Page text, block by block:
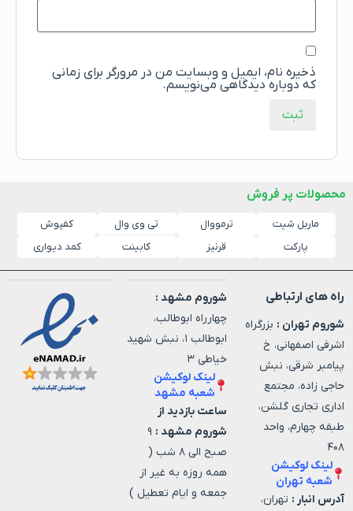
ذخیره نام، ایمیل و وبسایت من در مرورگر برای زمانی
که دوباره دیدگاهی می‌نویسم.
محصولات پر فروش
ماربل شیت ترمووال تی وی وال
کفپوش
پارکت
قرنیز کابینت کمد دیواری
راه های ارتباطی
شوروم تهران : بزرگراه
اشرفی اصفهانی، خ
پیامبر شرقی، نبش
حاجی زاده، مجتمع
اداری تجاری گلشن،
طبقه چهارم، واحد
۴۰۸
لینک لوکیشن
شعبه تهران
آدرس انبار : تهران،
شوروم مشهد :
چهارراه ابوطالب،
ابوطالب ۱، نبش شهید
خیاطی ۳
لینک لوکیشن
شعبه مشهد
ساعت بازدید از
شوروم مشهد : ۹
صبح الی ۸ شب (
همه روزه به غیر از
جمعه و ایام تعطیل )